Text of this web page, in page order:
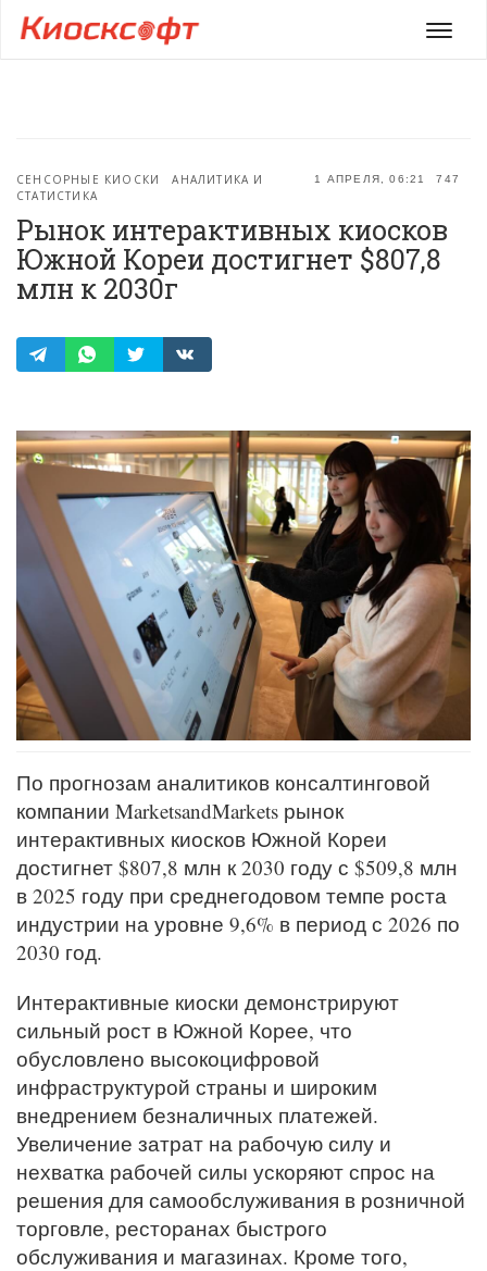
Меню
1 АПРЕЛЯ, 06:21 747
СЕНСОРНЫЕ КИОСКИ
АНАЛИТИКА И
СТАТИСТИКА
Рынок интерактивных киосков
Южной Кореи достигнет $807,8
млн к 2030г
По прогнозам аналитиков консалтинговой
компании MarketsandMarkets рынок
интерактивных киосков Южной Кореи
достигнет $807,8 млн к 2030 году с $509,8 млн
в 2025 году при среднегодовом темпе роста
индустрии на уровне 9,6% в период с 2026 по
2030 год.
Интерактивные киоски демонстрируют
сильный рост в Южной Корее, что
обусловлено высокоцифровой
инфраструктурой страны и широким
внедрением безналичных платежей.
Увеличение затрат на рабочую силу и
нехватка рабочей силы ускоряют спрос на
решения для самообслуживания в розничной
торговле, ресторанах быстрого
обслуживания и магазинах. Кроме того,